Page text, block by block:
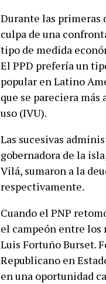
Durante las primeras
culpa de una
tipo de medida
El PPD prefería un
popular en Latino
que se pareciera
uso (IVU).
Las sucesivas
gobernadora de la
Vilá, sumaron a la
respectivamente.
Cuando el PNP
el campeón entre los
Luis Fortuño Burset.
Republicano en
en una oportunidad